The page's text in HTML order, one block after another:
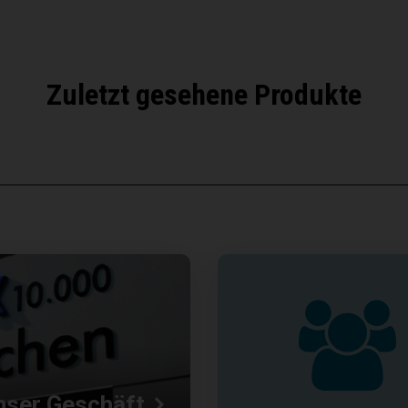
Zuletzt gesehene Produkte